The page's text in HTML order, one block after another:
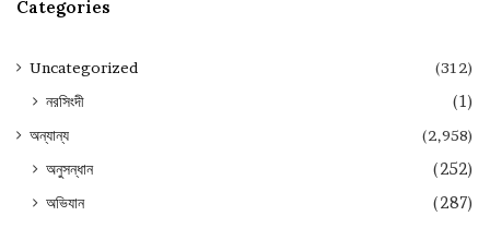
Categories
Uncategorized (312)
নরসিংদী (1)
অন্যান্য (2,958)
অনুসন্ধান
(252)
অভিযান
(287)